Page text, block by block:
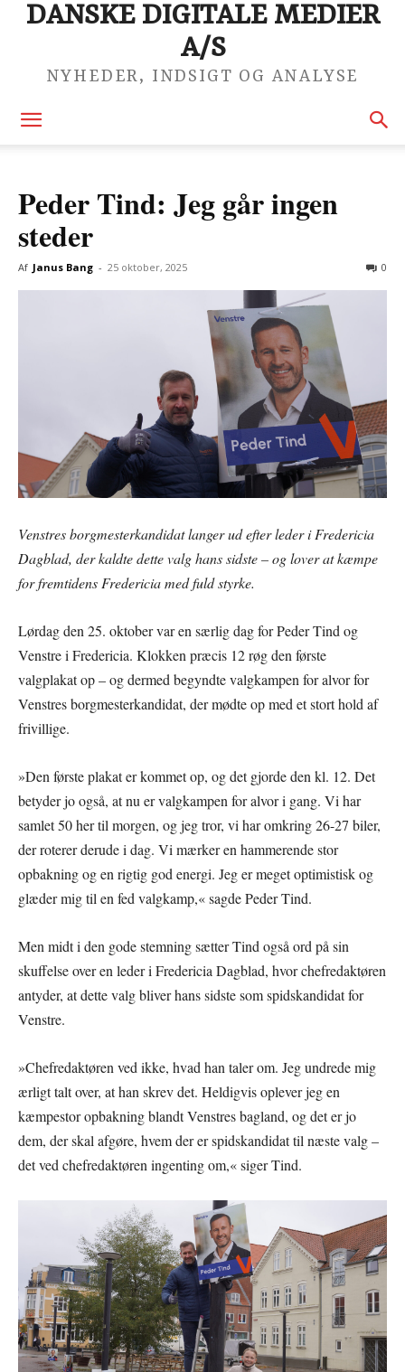
DANSKE DIGITALE MEDIER
A/S
NYHEDER, INDSIGT OG ANALYSE
Peder Tind: Jeg går ingen
steder
Af Janus Bang - 25 oktober, 2025 0
Venstres borgmesterkandidat langer ud efter leder i Fredericia
Dagblad, der kaldte dette valg hans sidste – og lover at kæmpe
for fremtidens Fredericia med fuld styrke.
Lørdag den 25. oktober var en særlig dag for Peder Tind og
Venstre i Fredericia. Klokken præcis 12 røg den første
valgplakat op – og dermed begyndte valgkampen for alvor for
Venstres borgmesterkandidat, der mødte op med et stort hold af
frivillige.
»Den første plakat er kommet op, og det gjorde den kl. 12. Det
betyder jo også, at nu er valgkampen for alvor i gang. Vi har
samlet 50 her til morgen, og jeg tror, vi har omkring 26-27 biler,
der roterer derude i dag. Vi mærker en hammerende stor
opbakning og en rigtig god energi. Jeg er meget optimistisk og
glæder mig til en fed valgkamp,« sagde Peder Tind.
Men midt i den gode stemning sætter Tind også ord på sin
skuffelse over en leder i Fredericia Dagblad, hvor chefredaktøren
antyder, at dette valg bliver hans sidste som spidskandidat for
Venstre.
»Chefredaktøren ved ikke, hvad han taler om. Jeg undrede mig
ærligt talt over, at han skrev det. Heldigvis oplever jeg en
kæmpestor opbakning blandt Venstres bagland, og det er jo
dem, der skal afgøre, hvem der er spidskandidat til næste valg –
det ved chefredaktøren ingenting om,« siger Tind.